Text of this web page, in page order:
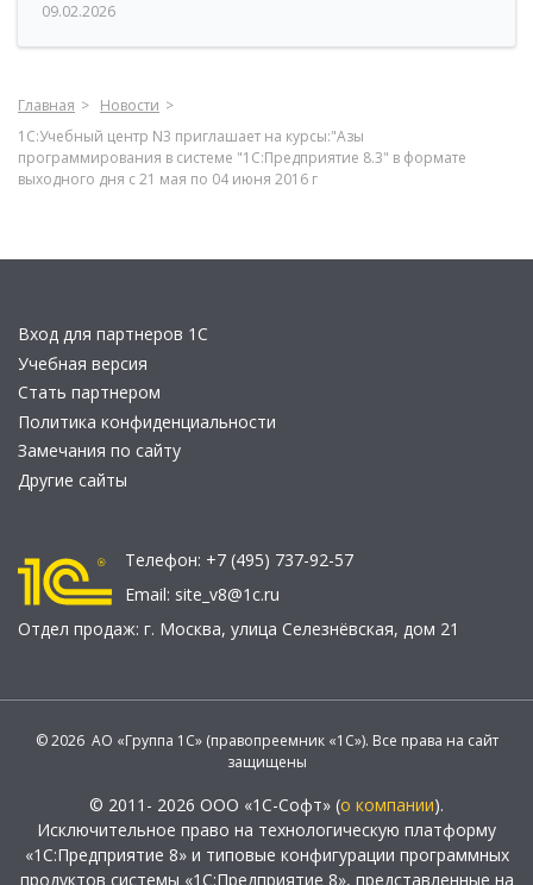
09.02.2026
Главная
Новости
1С:Учебный центр N3 приглашает на курсы:"Азы
программирования в системе "1С:Предприятие 8.3" в формате
выходного дня с 21 мая по 04 июня 2016 г
Вход для партнеров 1С
Учебная версия
Стать партнером
Политика конфиденциальности
Замечания по сайту
Другие сайты
Телефон: +7 (495) 737-92-57
Email: site_v8@1c.ru
Отдел продаж: г. Москва, улица Селезнёвская, дом 21
© 2026 АО «Группа 1С» (правопреемник «1С»). Все права на сайт
защищены
© 2011- 2026 ООО «1С-Софт» (о компании).
Исключительное право на технологическую платформу
«1С:Предприятие 8» и типовые конфигурации программных
продуктов системы «1С:Предприятие 8», представленные на